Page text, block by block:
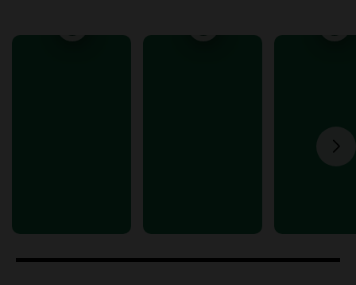
Audio.Una mujer murió cuando
Docentes de Jujuy denuncian que